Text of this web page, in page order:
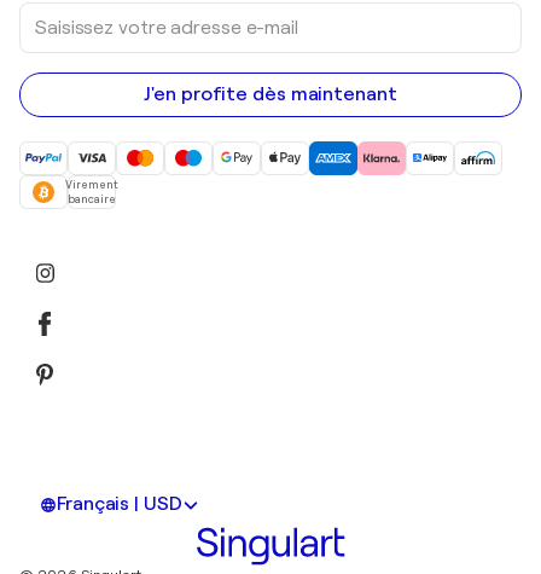
Saisissez
votre
adresse
e-
mail
J'en profite dès maintenant
Virement
bancaire
Français | USD